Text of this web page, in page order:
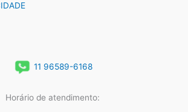
11 96589-6168
Horário de atendimento: